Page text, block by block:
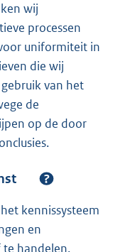
wij
processen
uniformiteit in
die wij
van het
de
op de door
kennissysteem
en
handelen.